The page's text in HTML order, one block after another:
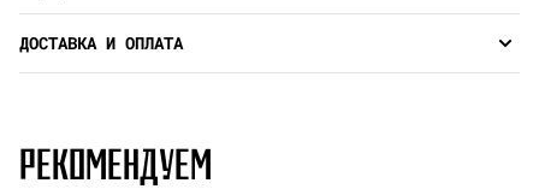
ДОСТАВКА И ОПЛАТА
РЕКОМЕНДУЕМ